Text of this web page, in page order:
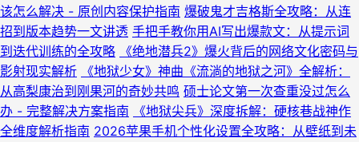
该怎么解决 - 原创内容保护指南 爆破鬼才吉格斯全攻略：从连
招到版本趋势一文讲透 手把手教你用AI写出爆款文：从提示词
到迭代训练的全攻略
《绝地潜兵2》爆火背后的网络文化密码与
影射现实解析
《地狱少女》神曲《流淌的地狱之河》全解析：
从高梨康治到刚果河的奇妙共鸣 硕士论文第一次查重没过怎么
办 - 完整解决方案指南
《地狱尖兵》深度拆解：硬核巷战神作
全维度解析指南 2026苹果手机个性化设置全攻略：从壁纸到未